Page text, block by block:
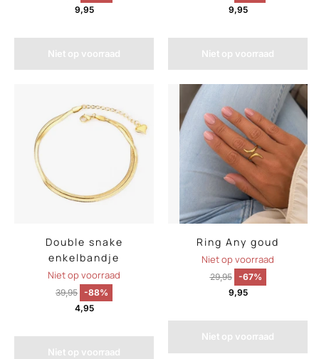
9,95
Niet op voorraad
9,95
Niet op voorraad
Double snake
enkelbandje
Niet op voorraad
39,95 -88%
4,95
Niet op voorraad
Ring Any goud
Niet op voorraad
29,95
-67%
9,95
Niet op voorraad